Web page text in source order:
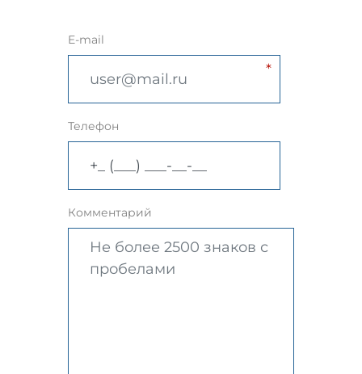
E-mail
Телефон
Комментарий